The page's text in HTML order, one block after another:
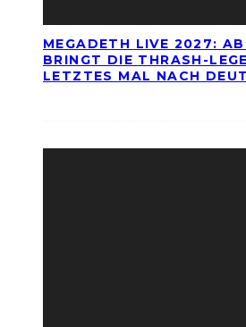
MEGADETH LIVE 2027:
BRINGT DIE THRASH-
LETZTES MAL NACH